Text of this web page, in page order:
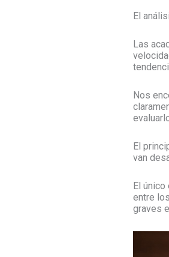
El
Las
Nos
El
van
El
entre
graves